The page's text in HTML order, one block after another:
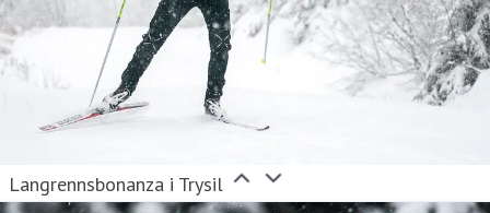
Langrennsbonanza i Trysil